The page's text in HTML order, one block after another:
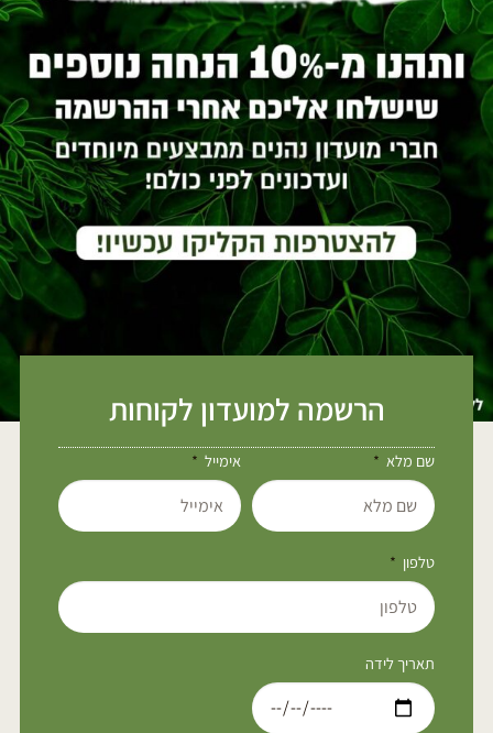
הרשמה למועדון לקוחות
שם מלא אימייל
טלפון
תאריך לידה